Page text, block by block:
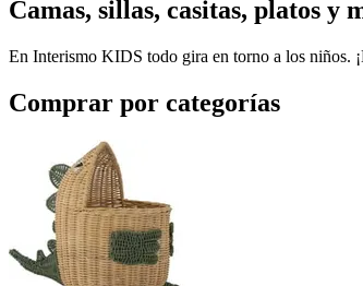
Camas, sillas, casitas, platos y
En Interismo KIDS todo gira en torno a los niños.
Comprar por categorías